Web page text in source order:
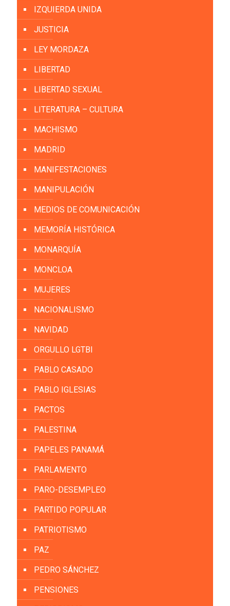
IZQUIERDA UNIDA
JUSTICIA
LEY MORDAZA
LIBERTAD
LIBERTAD SEXUAL
LITERATURA – CULTURA
MACHISMO
MADRID
MANIFESTACIONES
MANIPULACIÓN
MEDIOS DE COMUNICACIÓN
MEMORÍA HISTÓRICA
MONARQUÍA
MONCLOA
MUJERES
NACIONALISMO
NAVIDAD
ORGULLO LGTBI
PABLO CASADO
PABLO IGLESIAS
PACTOS
PALESTINA
PAPELES PANAMÁ
PARLAMENTO
PARO-DESEMPLEO
PARTIDO POPULAR
PATRIOTISMO
PAZ
PEDRO SÁNCHEZ
PENSIONES